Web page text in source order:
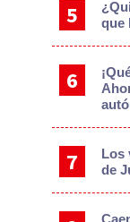
que
Los
de